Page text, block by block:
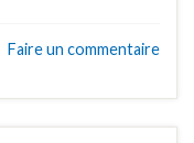
Faire un commentaire